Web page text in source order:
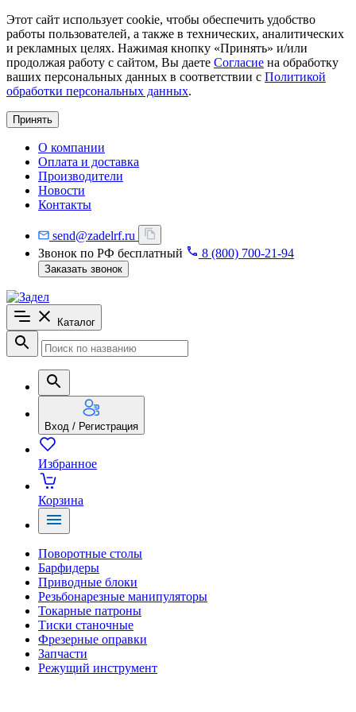
Этот сайт использует cookie, чтобы обеспечить удобство
работы пользователей, а также в технических, аналитических
и рекламных целях. Нажимая кнопку «Принять» и/или
продолжая работу с сайтом, Вы даете Согласие на обработку
ваших персональных данных в соответствии с Политикой
обработки персональных данных.
Принять
О компании
Оплата и доставка
Производители
Новости
Контакты
send@zadelrf.ru
Звонок по РФ бесплатный
8 (800) 700-21-94
Заказать звонок
Каталог
Вход / Регистрация
Избранное
Корзина
Поворотные столы
Барфидеры
Приводные блоки
Резьбонарезные манипуляторы
Токарные патроны
Тиски станочные
Фрезерные оправки
Запчасти
Режущий инструмент